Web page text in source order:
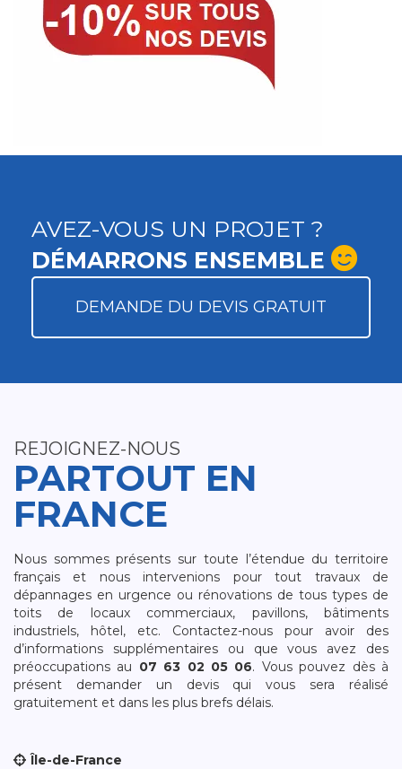
AVEZ-VOUS UN PROJET ?
DÉMARRONS ENSEMBLE
DEMANDE DU DEVIS GRATUIT
REJOIGNEZ-NOUS
PARTOUT EN
FRANCE
Nous sommes présents sur toute l’étendue du territoire
français et nous intervenions pour tout travaux de
dépannages en urgence ou rénovations de tous types de
toits de locaux commerciaux, pavillons, bâtiments
industriels, hôtel, etc. Contactez-nous pour avoir des
d’informations supplémentaires ou que vous avez des
préoccupations au 07 63 02 05 06. Vous pouvez dès à
présent demander un devis qui vous sera réalisé
gratuitement et dans les plus brefs délais.
Île-de-France